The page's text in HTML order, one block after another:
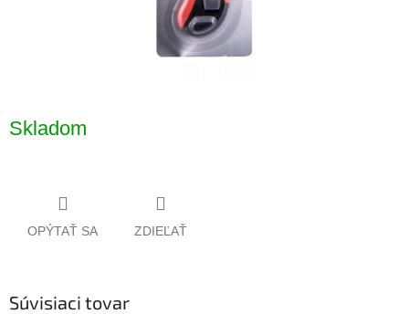
Skladom
OPÝTAŤ SA ZDIEĽAŤ
Súvisiaci tovar